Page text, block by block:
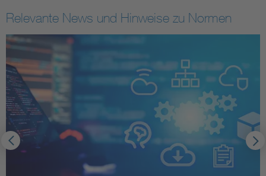
Relevante News und Hinweise zu Normen